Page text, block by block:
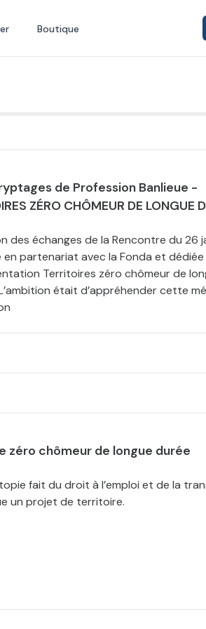
Boutique
de Profession Banlieue -
ZÉRO CHÔMEUR DE LONGUE
des échanges de la Rencontre du 26
en partenariat avec la Fonda et dédiée
Territoires zéro chômeur de
était d’appréhender cette
zéro chômeur de longue durée
fait du droit à l’emploi et de la
un projet de territoire.